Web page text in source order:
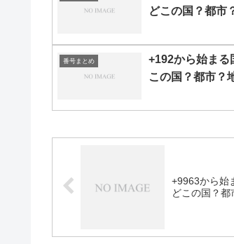
どこの国？都市
番号まとめ
+192から始まる
この国？都市？
+9963から始
どこの国？都